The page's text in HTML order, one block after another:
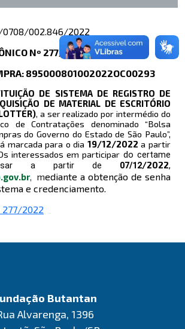
0708/002.846/2022
Nº 277/2022
895000801002022OC00293
DE SISTEMA DE REGISTRO DE
DE MATERIAL DE ESCRITÓRIO
, a ser realizado por intermédio do
de Contratações denominado “Bolsa
do Governo do Estado de São Paulo”,
marcada para o dia 19/12/2022 a partir
interessados em participar do certame
a partir de 07/12/2022,
, mediante a obtenção de senha
e credenciamento.
277/2022
Butantan
Alvarenga, 1396